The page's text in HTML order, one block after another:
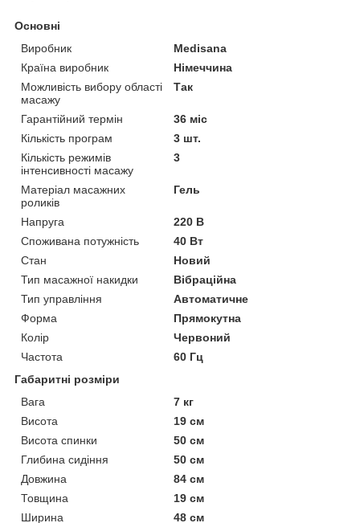
Основні
Виробник
Medisana
Країна виробник
Німеччина
Можливість вибору області
масажу
Так
Гарантійний термін
36 міс
Кількість програм
3 шт.
Кількість режимів
інтенсивності масажу
3
Матеріал масажних
роликів
Гель
Напруга
220 В
Споживана потужність
40 Вт
Стан
Новий
Тип масажної накидки
Вібраційна
Тип управління
Автоматичне
Форма
Прямокутна
Колір
Червоний
Частота
60 Гц
Габаритні розміри
Вага
7 кг
Висота
19 см
Висота спинки
50 см
Глибина сидіння
50 см
Довжина
84 см
Товщина
19 см
Ширина
48 см